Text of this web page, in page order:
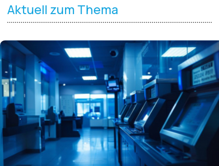
Aktuell zum Thema